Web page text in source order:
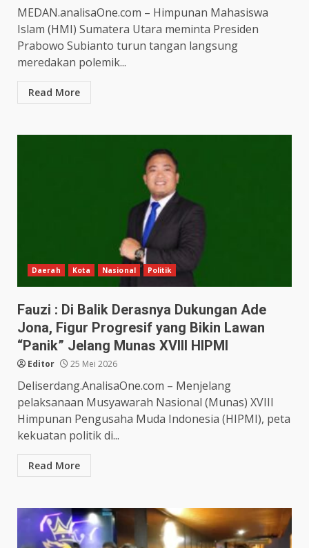
MEDAN.analisaOne.com – Himpunan Mahasiswa
Islam (HMI) Sumatera Utara meminta Presiden
Prabowo Subianto turun tangan langsung
meredakan polemik...
Read More
Daerah Kota Nasional Politik
Fauzi : Di Balik Derasnya Dukungan Ade
Jona, Figur Progresif yang Bikin Lawan
“Panik” Jelang Munas XVIII HIPMI
Editor 25 Mei 2026
Deliserdang.AnalisaOne.com – Menjelang
pelaksanaan Musyawarah Nasional (Munas) XVIII
Himpunan Pengusaha Muda Indonesia (HIPMI), peta
kekuatan politik di...
Read More